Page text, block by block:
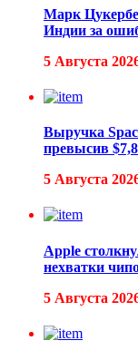
Марк
Индии за
5 Августа
Выручка
превысив
5 Августа
Apple
нехватки
5 Августа